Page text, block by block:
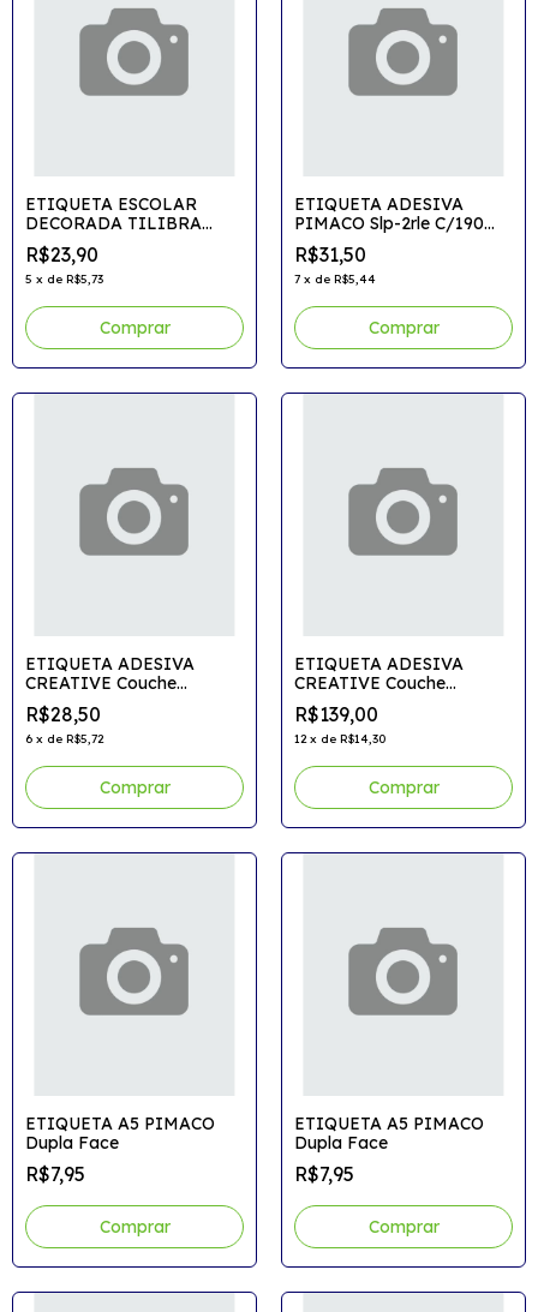
ETIQUETA ESCOLAR
DECORADA TILIBRA
Peppa Pig C/8etiq.
R$23,90
5 x de R$5,73
Comprar
ETIQUETA ADESIVA
PIMACO Slp-2rle C/190
Etiq.
R$31,50
7 x de R$5,44
ETIQUETA ADESIVA
CREATIVE Couche
100x50x30m C/600etiq.
R$28,50
6 x de R$5,72
ETIQUETA ADESIVA
CREATIVE Couche
100x150mmx30m+2ribbons
R$139,00
12 x de R$14,30
ETIQUETA A5 PIMACO
Dupla Face
R$7,95
Comprar
ETIQUETA A5 PIMACO
Dupla Face
R$7,95
Comprar